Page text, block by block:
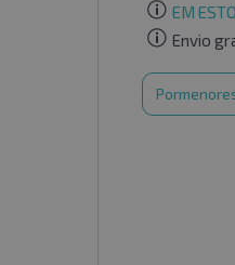
EM
Envio